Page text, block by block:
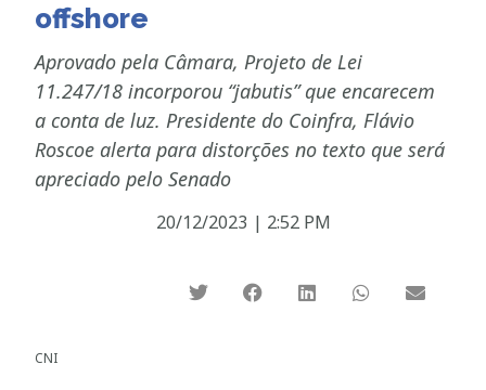
offshore
Aprovado pela Câmara, Projeto de Lei
11.247/18 incorporou “jabutis” que encarecem
a conta de luz. Presidente do Coinfra, Flávio
Roscoe alerta para distorções no texto que será
apreciado pelo Senado
20/12/2023 | 2:52 PM
CNI